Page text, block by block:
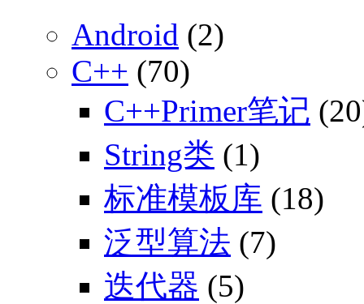
Android (2)
C++ (70)
C++Primer笔记
String类 (1)
标准模板库 (18)
泛型算法 (7)
迭代器 (5)